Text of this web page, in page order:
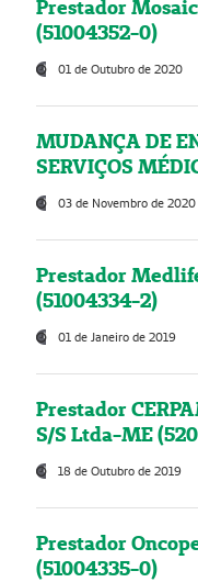
Prestador
(51004352-0)
01 de Outubro de 2020
MUDANÇA DE
SERVIÇOS
03 de Novembro de 2020
Prestador
(51004334-2)
01 de Janeiro de 2019
Prestador
S/S Ltda-ME
18 de Outubro de 2019
Prestador
(51004335-0)